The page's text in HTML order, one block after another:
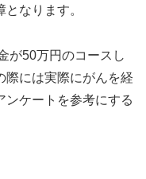
なります。
が50万円のコースし
際には実際にがんを経
ンケートを参考にする